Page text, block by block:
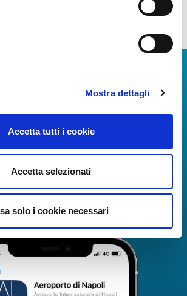
Mostra dettagli
Accetta tutti i cookie
Accetta selezionati
solo i cookie necessari
Apps
International Airport Services!
on flights, all services and
to make your experience at Naples